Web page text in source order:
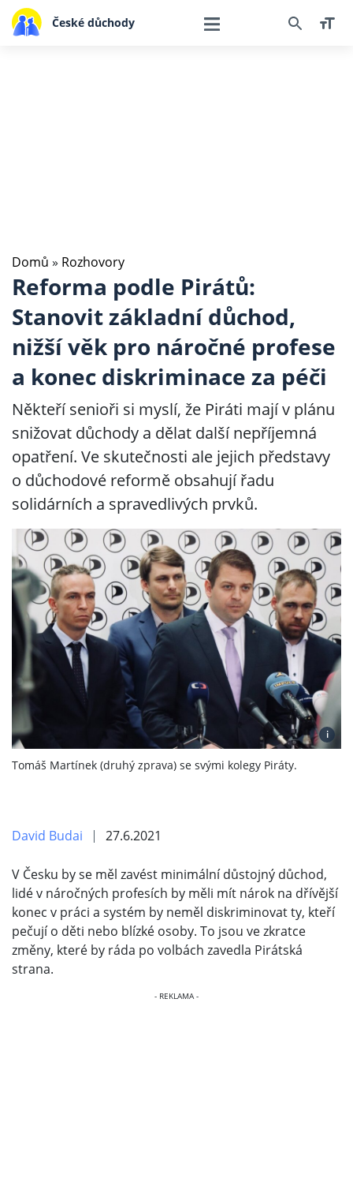
České důchody
Domů » Rozhovory
Reforma podle Pirátů:
Stanovit základní důchod,
nižší věk pro náročné profese
a konec diskriminace za péči
Někteří senioři si myslí, že Piráti mají v plánu
snižovat důchody a dělat další nepříjemná
opatření. Ve skutečnosti ale jejich představy
o důchodové reformě obsahují řadu
solidárních a spravedlivých prvků.
i
Tomáš Martínek (druhý zprava) se svými kolegy Piráty.
David Budai 27.6.2021
V Česku by se měl zavést minimální důstojný důchod,
lidé v náročných profesích by měli mít nárok na dřívější
konec v práci a systém by neměl diskriminovat ty, kteří
pečují o děti nebo blízké osoby. To jsou ve zkratce
změny, které by ráda po volbách zavedla Pirátská
strana.